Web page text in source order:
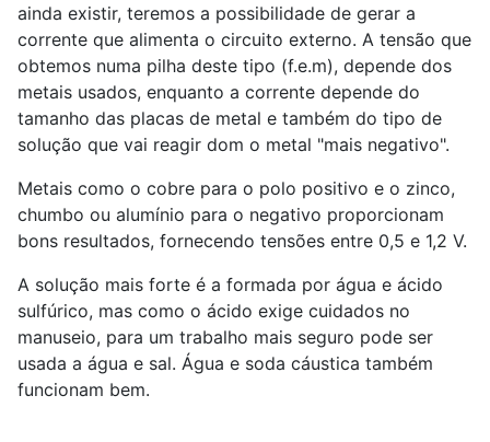
ainda existir, teremos a possibilidade de gerar a
corrente que alimenta o circuito externo. A tensão que
obtemos numa pilha deste tipo (f.e.m), depende dos
metais usados, enquanto a corrente depende do
tamanho das placas de metal e também do tipo de
solução que vai reagir dom o metal "mais negativo".
Metais como o cobre para o polo positivo e o zinco,
chumbo ou alumínio para o negativo proporcionam
bons resultados, fornecendo tensões entre 0,5 e 1,2 V.
A solução mais forte é a formada por água e ácido
sulfúrico, mas como o ácido exige cuidados no
manuseio, para um trabalho mais seguro pode ser
usada a água e sal. Água e soda cáustica também
funcionam bem.